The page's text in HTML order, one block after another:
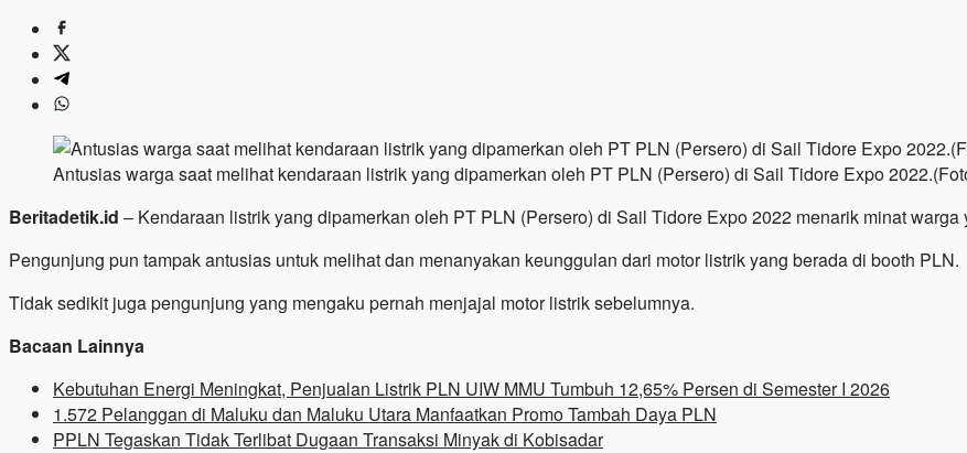
Antusias warga saat melihat kendaraan listrik yang dipamerkan oleh PT PLN (Persero) di Sail Tidore Expo
Beritadetik.id – Kendaraan listrik yang dipamerkan oleh PT PLN (Persero) di Sail Tidore Expo 2022 menarik minat
Pengunjung pun tampak antusias untuk melihat dan menanyakan keunggulan dari motor listrik yang berada di booth PLN.
Tidak sedikit juga pengunjung yang mengaku pernah menjajal motor listrik sebelumnya.
Bacaan Lainnya
Kebutuhan Energi Meningkat, Penjualan Listrik PLN UIW MMU Tumbuh 12,65% Persen di Semester I 2026
1.572 Pelanggan di Maluku dan Maluku Utara Manfaatkan Promo Tambah Daya PLN
PPLN Tegaskan Tidak Terlibat Dugaan Transaksi Minyak di Kobisadar